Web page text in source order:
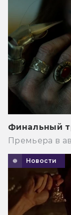
Финальный
Премьера в
Новости